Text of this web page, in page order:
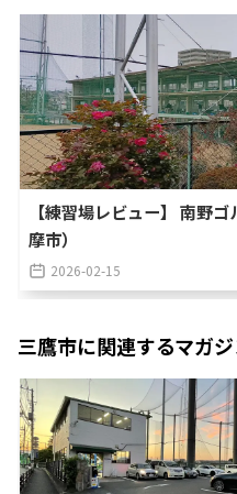
【練習場レビュー】 南野
摩市）
2026-02-15
三鷹市に関連するマガ